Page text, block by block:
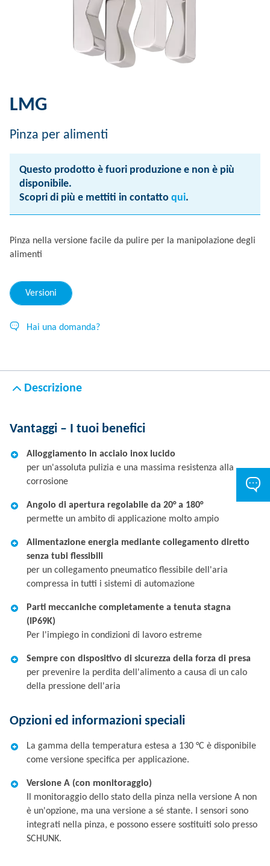
LMG
Pinza per alimenti
Questo prodotto è fuori produzione e non è più
disponibile.
Scopri di più e mettiti in contatto qui.
Pinza nella versione facile da pulire per la manipolazione degli
alimenti
Versioni
Hai una domanda?
Descrizione
Vantaggi – I tuoi benefici
Alloggiamento in acciaio inox lucido
per un'assoluta pulizia e una massima resistenza alla
corrosione
Angolo di apertura regolabile da 20° a 180°
permette un ambito di applicazione molto ampio
Alimentazione energia mediante collegamento diretto
senza tubi flessibili
per un collegamento pneumatico flessibile dell'aria
compressa in tutti i sistemi di automazione
Parti meccaniche completamente a tenuta stagna
(IP69K)
Per l'impiego in condizioni di lavoro estreme
Sempre con dispositivo di sicurezza della forza di presa
per prevenire la perdita dell'alimento a causa di un calo
della pressione dell'aria
Opzioni ed informazioni speciali
La gamma della temperatura estesa a 130 °C è disponibile
come versione specifica per applicazione.
Versione A (con monitoraggio)
Il monitoraggio dello stato della pinza nella versione A non
è un'opzione, ma una versione a sé stante. I sensori sono
integrati nella pinza, e possono essere sostituiti solo presso
SCHUNK.